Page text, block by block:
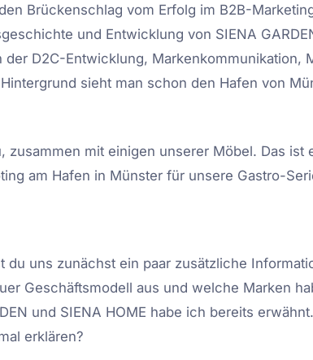
Brückenschlag vom Erfolg im B2B-
und Entwicklung von SIENA
D2C-Entwicklung, Markenkommunikation,
sieht man schon den Hafen von
zusammen mit einigen unserer Möbel. Das ist
am Hafen in Münster für unsere Gastro-
du uns zunächst ein paar zusätzliche
Geschäftsmodell aus und welche Marken
und SIENA HOME habe ich bereits
erklären?